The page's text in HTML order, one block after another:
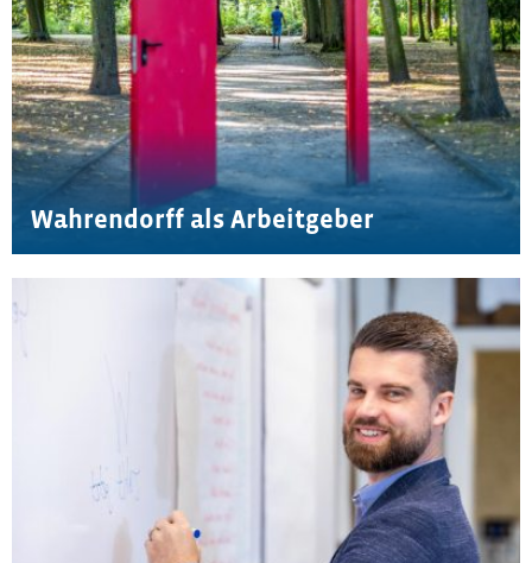
Wahrendorff als Arbeitgeber